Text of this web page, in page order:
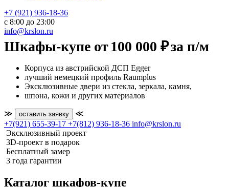
+7 (921) 936-18-36
с 8:00 до 23:00
info@krslon.ru
Шкафы-купе от100 000 ₽за п/м
Корпуса из австрийской ДСП Egger
лучший немецкий профиль Raumplus
Эксклюзивные двери из стекла, зеркала, камня,
шпона, кожи и других материалов
≫ оставить заявку
≪
+7(921) 655-39-17 +7(812) 936-18-36 info@krslon.ru
Эксклюзивный проект
3D-проект в подарок
Бесплатный замер
3 года гарантии
Каталог шкафов-купе